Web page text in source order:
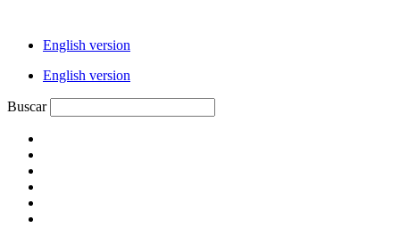
contenidoEnglish version
English version
Buscar